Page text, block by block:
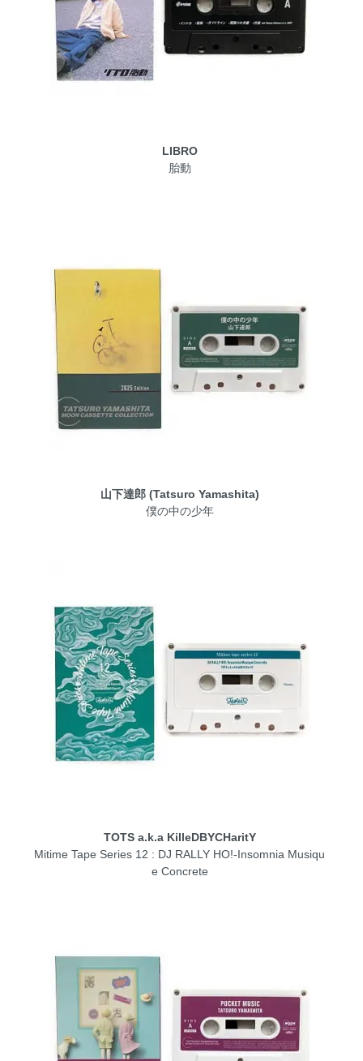
LIBRO
胎動
山下達郎 (Tatsuro Yamashita)
僕の中の少年
TOTS a.k.a KilleDBYCHaritY
Mitime Tape Series 12 : DJ RALLY HO!-Insomnia Musiqu
e Concrete